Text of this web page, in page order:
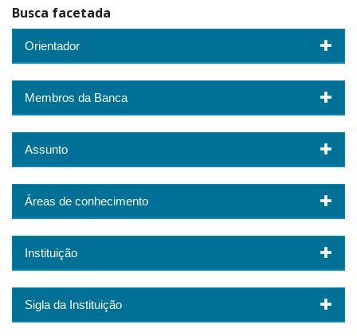
Busca facetada
Orientador
Membros da Banca
Assunto
Áreas de conhecimento
Instituição
Sigla da Instituição